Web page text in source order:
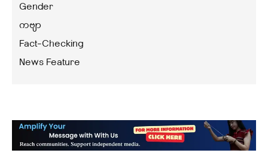
Gender
ကဗျာ
Fact-Checking
News Feature